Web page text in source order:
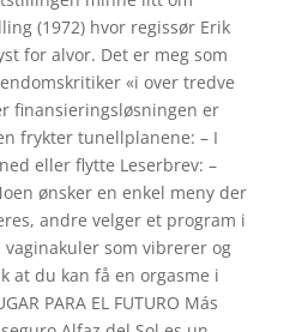
(1972) hvor regissør Erik
for alvor. Det er meg som
«i over tredve
finansieringsløsningen er
frykter tunellplanene: – I
eller flytte Leserbrev: –
ønsker en enkel meny der
andre velger et program i
som vibrerer og
at du kan få en orgasme i
PARA EL FUTURO Más